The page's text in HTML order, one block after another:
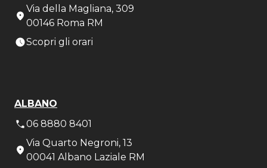
Via della Magliana, 309
00146 Roma RM
Scopri gli orari
ALBANO
06 8880 8401
Via Quarto Negroni, 13
00041 Albano Laziale RM